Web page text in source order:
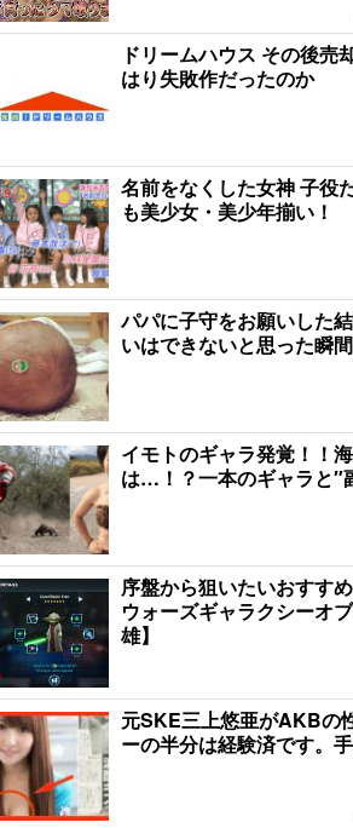
ドリームハウス その後売
はり失敗作だったのか
名前をなくした女神 子役
も美少女・美少年揃い！
パパに子守をお願いした
いはできないと思った瞬
イモトのギャラ発覚！！
は…！？一本のギャラと″
序盤から狙いたいおすす
ウォーズギャラクシーオ
雄】
元SKE三上悠亜がAKBの
ーの半分は経験済です。